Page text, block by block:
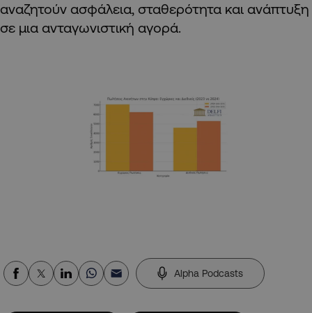
αναζητούν ασφάλεια, σταθερότητα και ανάπτυξη
σε μια ανταγωνιστική αγορά.
Alpha Podcasts